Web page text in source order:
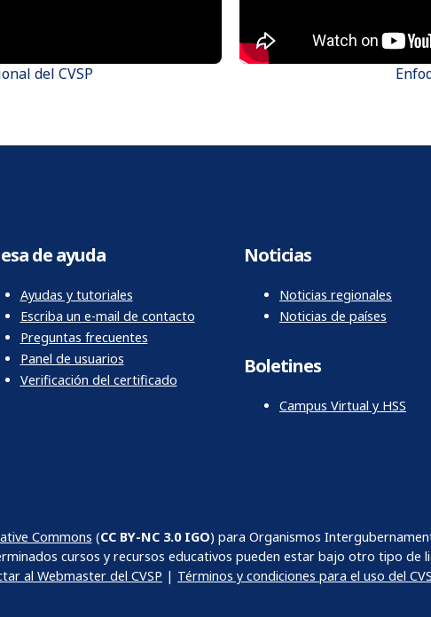
del CVSP
de ayuda
Ayudas y tutoriales
Escriba un e-mail de contacto
Preguntas frecuentes
Panel de usuarios
Verificación del certificado
Noticias
Noticias regionales
Noticias de países
Boletines
Campus Virtual y HSS
Commons (CC BY-NC 3.0 IGO) para Organismos
cursos y recursos educativos pueden estar bajo otro tipo de
al Webmaster del CVSP | Términos y condiciones para el uso del